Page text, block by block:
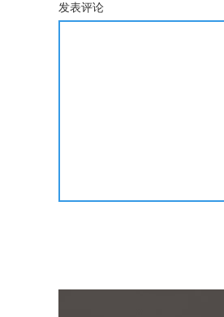
发表评论